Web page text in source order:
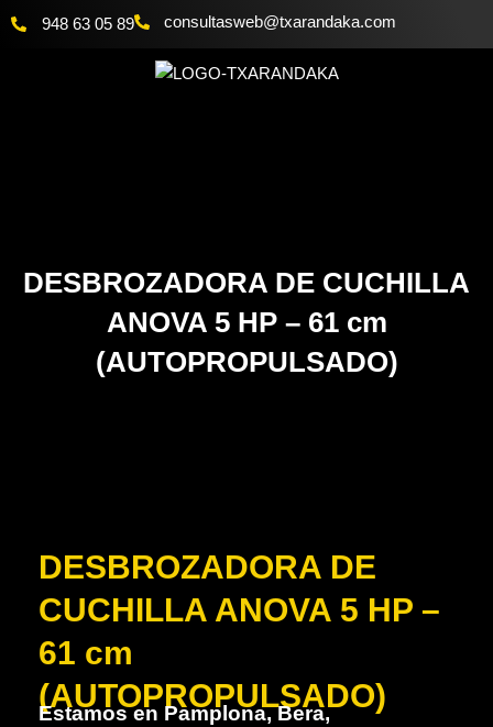
948 63 05 89 moc.akadnaraxt
@bewsatlusnoc
DESBROZADORA DE CUCHILLA
ANOVA 5 HP – 61 cm
(AUTOPROPULSADO)
DESBROZADORA DE
CUCHILLA ANOVA 5 HP –
61 cm
(AUTOPROPULSADO)
Estamos en Pamplona, Bera,